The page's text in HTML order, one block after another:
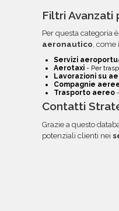
Filtri
Per questa categoria
aeronautico, come
Servizi
Aerotaxi - Per
Lavorazioni su
Compagnie
Trasporto aereo
Contatti
Grazie a questo
potenziali clienti nei